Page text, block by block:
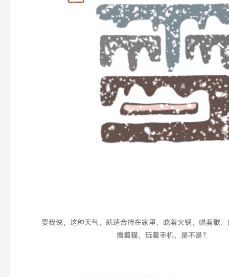
要我说，这种天气，就适合待在家里，吃着火锅，唱着歌
撸着猫，玩着手机，是不是？